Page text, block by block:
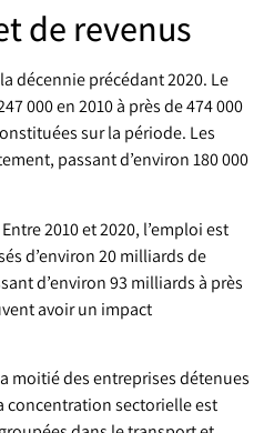
de revenus
décennie précédant 2020. Le
000 en 2010 à près de 474 000
sur la période. Les
passant d’environ 180 000
2010 et 2020, l’emploi est
d’environ 20 milliards de
d’environ 93 milliards à près
avoir un impact
moitié des entreprises détenues
concentration sectorielle est